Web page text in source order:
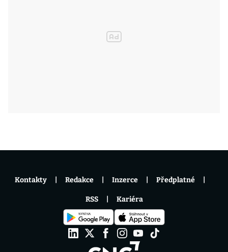
Kontakty Redakce Inzerce Předplatné
RSS Kariéra